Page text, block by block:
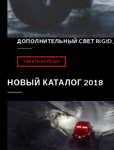
ДОПОЛНИТЕЛЬНЫЙ СВЕТ RIGID
УЗНАТЬ БОЛЬШЕ
НОВЫЙ КАТАЛОГ 2018